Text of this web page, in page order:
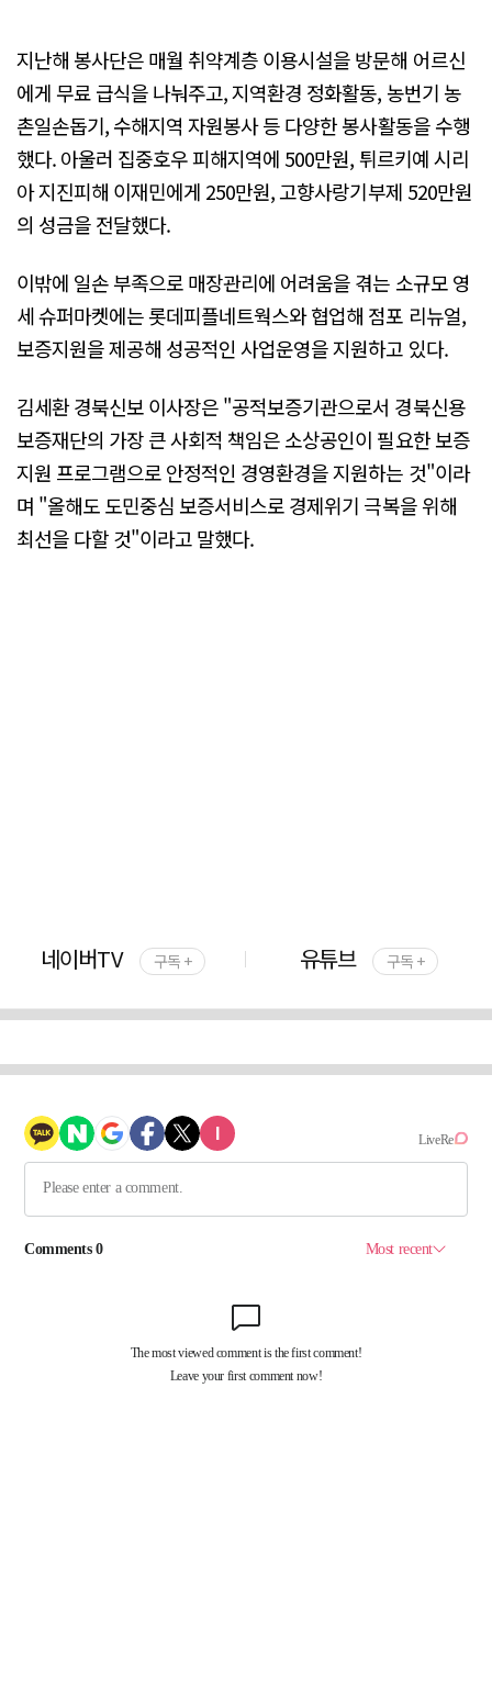
지난해 봉사단은 매월 취약계층 이용시설을 방문해 어르신
에게 무료 급식을 나눠주고, 지역환경 정화활동, 농번기 농
촌일손돕기, 수해지역 자원봉사 등 다양한 봉사활동을 수행
했다. 아울러 집중호우 피해지역에 500만원, 튀르키예 시리
아 지진피해 이재민에게 250만원, 고향사랑기부제 520만원
의 성금을 전달했다.
이밖에 일손 부족으로 매장관리에 어려움을 겪는 소규모 영
세 슈퍼마켓에는 롯데피플네트웍스와 협업해 점포 리뉴얼,
보증지원을 제공해 성공적인 사업운영을 지원하고 있다.
김세환 경북신보 이사장은 "공적보증기관으로서 경북신용
보증재단의 가장 큰 사회적 책임은 소상공인이 필요한 보증
지원 프로그램으로 안정적인 경영환경을 지원하는 것"이라
며 "올해도 도민중심 보증서비스로 경제위기 극복을 위해
최선을 다할 것"이라고 말했다.
네이버TV 구독 + 유튜브 구독 +